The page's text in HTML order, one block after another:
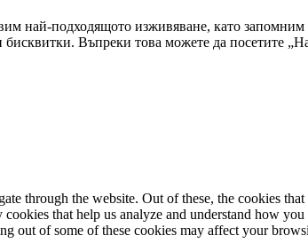
най-подходящото изживяване, като
Въпреки това можете да посетите
through the website. Out of these, the cookies
that help us analyze and understand how
out of some of these cookies may affect your